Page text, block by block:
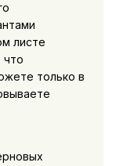
листе
что
только в